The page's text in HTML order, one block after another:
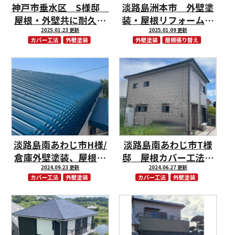
神戸市垂水区 S様邸
屋根・外壁共に耐久性
アップしました！
2025.01.23 更新
カバー工法 外壁塗装
淡路島洲本市 外壁塗
装・屋根リフォームで
リフレッシュ！
2025.01.09 更新
外壁塗装 屋根張り替え
淡路島南あわじ市H様/
倉庫外壁塗装、屋根カ
バー工法で台風対策
2024.09.23 更新
カバー工法 外壁塗装
淡路島南あわじ市T様
邸 屋根カバー工法、
外壁塗装、耐候性抜群
のお家に！！
2024.06.27 更新
カバー工法 外壁塗装